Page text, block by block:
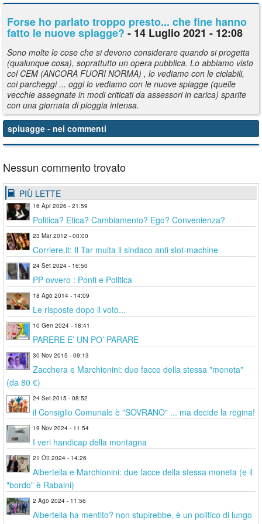
Forse ho parlato troppo presto... che fine hanno
fatto le nuove spiagge? - 14 Luglio 2021 - 12:08
Sono molte le cose che si devono considerare quando si progetta
(qualunque cosa), soprattutto un opera pubblica. Lo abbiamo visto
col CEM (ANCORA FUORI NORMA) , lo vediamo con le ciclabili,
coi parcheggi ... oggi lo vediamo con le nuove spiagge (quelle
vecchie assegnate in modi criticati da assessori in carica) sparite
con una giornata di pioggia intensa.
spiuagge - nei commenti
Nessun commento trovato
PIÙ LETTE
16 Apr 2026 - 21:59
Politica? Etica? Cambiamento? Ego? Convenienza?
23 Mar 2012 - 00:00
Corriere.it: Il Tar multa il sindaco anti slot-machine
24 Set 2024 - 16:50
PP ovvero : Ponti e Politica
18 Ago 2014 - 14:09
Le risposte dopo il voto...
10 Gen 2024 - 18:41
PARERE E’ UN PO’ PARARE
30 Nov 2015 - 09:13
Zacchera e Marchionini: due facce della stessa "moneta"
(da 80 €)
24 Set 2015 - 08:52
il Consiglio Comunale è "SOVRANO" ... ma decide la regina!
19 Nov 2024 - 11:54
I veri handicap della montagna
21 Ott 2024 - 14:26
Albertella e Marchionini: due facce della stessa moneta (e il
"bordo" è Rabaini)
2 Ago 2024 - 11:56
Albertella ha mentito? non stupirebbe, è un politico di lungo